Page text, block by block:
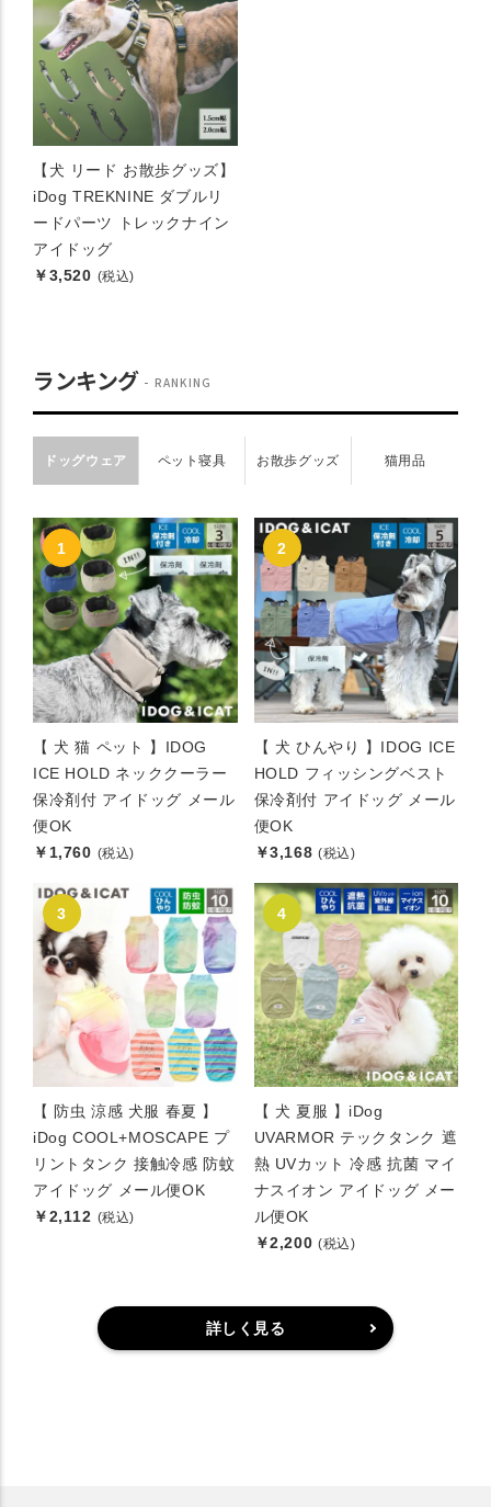
【犬 リード お散歩グッズ】
iDog TREKNINE ダブルリ
ードパーツ トレックナイン
アイドッグ
￥3,520 (税込)
ランキング RANKING
ドッグウェア ペット寝具 お散歩グッズ 猫用品
【 犬 猫 ペット 】IDOG
ICE HOLD ネッククーラー
保冷剤付 アイドッグ メール
便OK
￥1,760 (税込)
【 犬 ひんやり 】IDOG ICE
HOLD フィッシングベスト
保冷剤付 アイドッグ メール
便OK
￥3,168 (税込)
【 防虫 涼感 犬服 春夏 】
iDog COOL+MOSCAPE プ
リントタンク 接触冷感 防蚊
アイドッグ メール便OK
￥2,112 (税込)
【 犬 夏服 】iDog
UVARMOR テックタンク 遮
熱 UVカット 冷感 抗菌 マイ
ナスイオン アイドッグ メー
ル便OK
￥2,200 (税込)
詳しく見る